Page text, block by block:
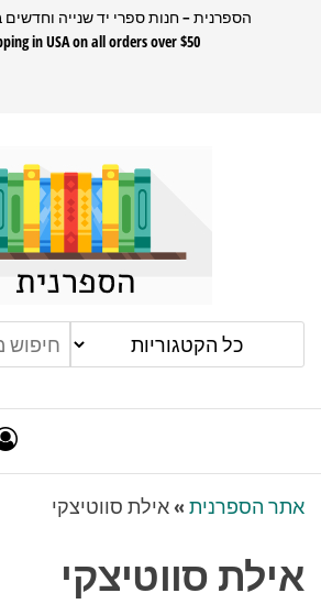
הספרנית – חנות ספרי יד שנייה
in USA on all orders over $50
הספרנית
אתר הספרנית »אילת סווטיצקי
אילת סווטיצקי